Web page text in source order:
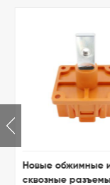
Новые обжимные и
сквозные разъемы